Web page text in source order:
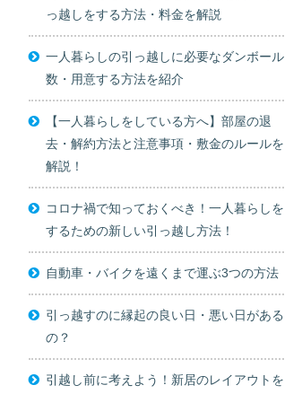
っ越しをする方法・料金を解説
一人暮らしの引っ越しに必要なダンボール
数・用意する方法を紹介
【一人暮らしをしている方へ】部屋の退
去・解約方法と注意事項・敷金のルールを
解説！
コロナ禍で知っておくべき！一人暮らしを
するための新しい引っ越し方法！
自動車・バイクを遠くまで運ぶ3つの方法
引っ越すのに縁起の良い日・悪い日がある
の？
引越し前に考えよう！新居のレイアウトを